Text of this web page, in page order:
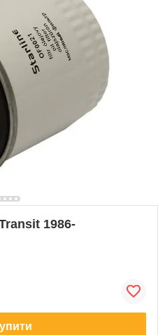
1986-